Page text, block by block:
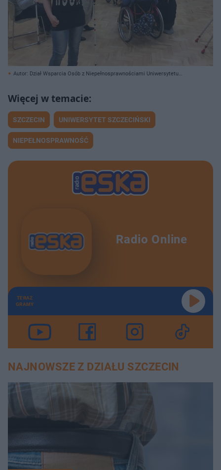
Autor: Dział Wsparcia Osób z Niepełnosprawnościami Uniwersytetu
SZCZECIN UNIWERSYTET SZCZECIŃSKI
NIEPEŁNOSPRAWNOŚĆ
Radio Online
TERAZ
GRAMY
NAJNOWSZE Z DZIAŁU SZCZECIN